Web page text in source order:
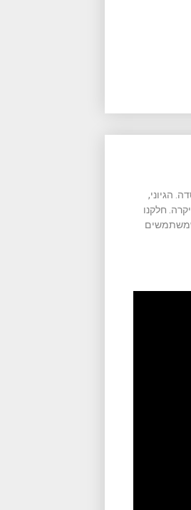
הגיוני,
חלקנו
שמשתמשים